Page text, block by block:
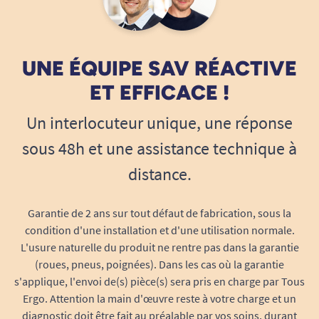
ou de déformation.
Protection contre les frottements et
enveloppante limite efficacement les
contacts directs entre les genoux, protège
prévention des phénomènes de friction, de
cisaillement ou d’escarres.
Confort et maintien lors des changements
: que ce soit pour une
semi-latéral, le coussin s’adapte
parfaitement à la morphologie de
l’utilisateur. Il offre un appui stable,
confortable et rassurant qui favorise
l’immobilisation ou les temps de repos,
UNE ÉQUIPE SAV RÉACTIVE
ET EFFICACE !
Un interlocuteur unique, une réponse
sous 48h et une assistance technique à
distance.
Garantie de 2 ans sur tout défaut de fabrication, sous la
condition d'une installation et d'une utilisation normale.
L'usure naturelle du produit ne rentre pas dans la garantie
(roues, pneus, poignées). Dans les cas où la garantie
s'applique, l'envoi de(s) pièce(s) sera pris en charge par Tous
Ergo. Attention la main d'œuvre reste à votre charge et un
diagnostic doit être fait au préalable par vos soins, durant